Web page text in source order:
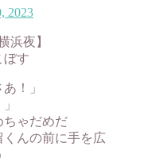
2023
浜夜】
ぼす
！」
ちゃだめだ
んの前に手を広